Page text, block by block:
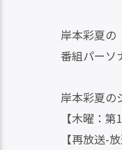
岸本彩夏の
番組パーソ
岸本彩夏
【木曜：
【再放送-